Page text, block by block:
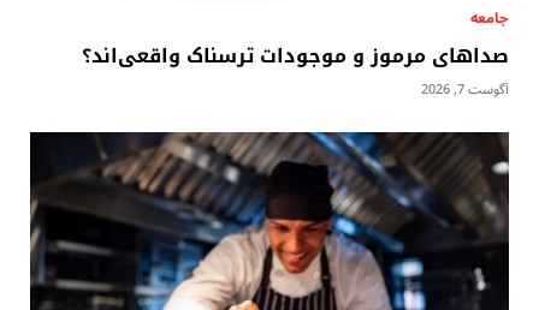
جامعه
صداهای مرموز و موجودات ترسناک واقعی‌اند؟
آگوست 7, 2026